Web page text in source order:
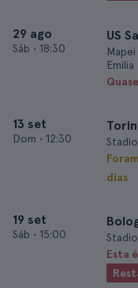
29 ago
Sáb • 18:30
US
Emilia
13 set
Dom • 12:30
dias
19 set
Sáb • 15:00
Esta